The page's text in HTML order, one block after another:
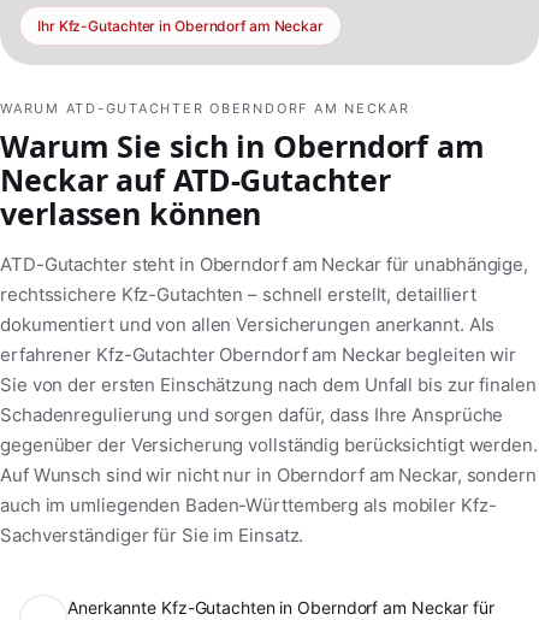
Ihr Kfz-Gutachter in Oberndorf am Neckar
WARUM ATD-GUTACHTER OBERNDORF AM NECKAR
Warum Sie sich in Oberndorf am
Neckar auf ATD-Gutachter
verlassen können
ATD-Gutachter steht in Oberndorf am Neckar für unabhängige,
rechtssichere Kfz-Gutachten – schnell erstellt, detailliert
dokumentiert und von allen Versicherungen anerkannt. Als
erfahrener Kfz-Gutachter Oberndorf am Neckar begleiten wir
Sie von der ersten Einschätzung nach dem Unfall bis zur finalen
Schadenregulierung und sorgen dafür, dass Ihre Ansprüche
gegenüber der Versicherung vollständig berücksichtigt werden.
Auf Wunsch sind wir nicht nur in Oberndorf am Neckar, sondern
auch im umliegenden Baden-Württemberg als mobiler Kfz-
Sachverständiger für Sie im Einsatz.
Anerkannte Kfz-Gutachten in Oberndorf am Neckar für